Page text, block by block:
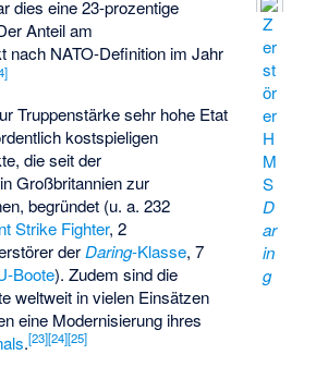
Z
er
st
ör
er
H
M
S
D
ar
in
g
dies eine 23-prozentige
Anteil am
nach NATO-Definition im Jahr
]
Truppenstärke sehr hohe Etat
kostspieligen
die seit der
Großbritannien zur
begründet (u. a. 232
Strike Fighter, 2
derDaring-Klasse, 7
Boote). Zudem sind die
weltweit in vielen Einsätzen
eine Modernisierung ihres
.[23][24][25]